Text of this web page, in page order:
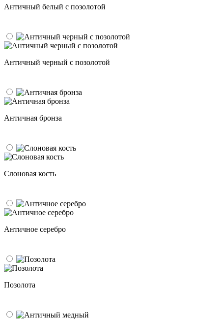
Античный белый с позолотой
Античный черный с позолотой
Античная бронза
Слоновая кость
Античное серебро
Позолота